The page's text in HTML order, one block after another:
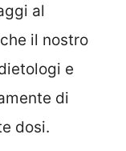
al
il nostro
e
di
dosi.